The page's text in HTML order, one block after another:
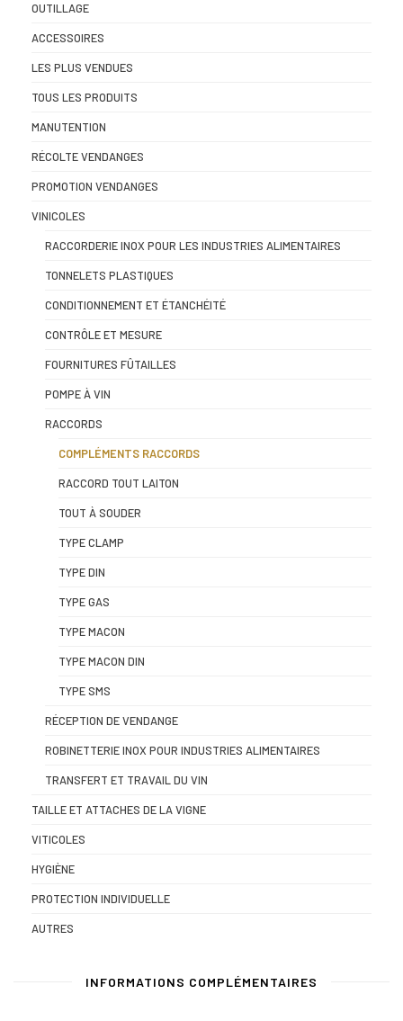
OUTILLAGE
ACCESSOIRES
LES PLUS VENDUES
TOUS LES PRODUITS
MANUTENTION
RÉCOLTE VENDANGES
PROMOTION VENDANGES
VINICOLES
RACCORDERIE INOX POUR LES INDUSTRIES ALIMENTAIRES
TONNELETS PLASTIQUES
CONDITIONNEMENT ET ÉTANCHÉITÉ
CONTRÔLE ET MESURE
FOURNITURES FÛTAILLES
POMPE À VIN
RACCORDS
COMPLÉMENTS RACCORDS
RACCORD TOUT LAITON
TOUT À SOUDER
TYPE CLAMP
TYPE DIN
TYPE GAS
TYPE MACON
TYPE MACON DIN
TYPE SMS
RÉCEPTION DE VENDANGE
ROBINETTERIE INOX POUR INDUSTRIES ALIMENTAIRES
TRANSFERT ET TRAVAIL DU VIN
TAILLE ET ATTACHES DE LA VIGNE
VITICOLES
HYGIÈNE
PROTECTION INDIVIDUELLE
AUTRES
INFORMATIONS COMPLÉMENTAIRES